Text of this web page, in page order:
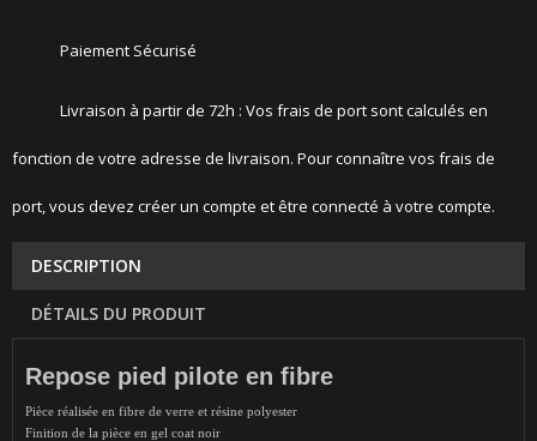
Paiement Sécurisé
Livraison à partir de 72h : Vos frais de port sont calculés en
fonction de votre adresse de livraison. Pour connaître vos frais de
port, vous devez créer un compte et être connecté à votre compte.
DESCRIPTION
DÉTAILS DU PRODUIT
Repose pied pilote en fibre
Pièce réalisée en fibre de verre et résine polyester
Finition de la pièce en gel coat noir